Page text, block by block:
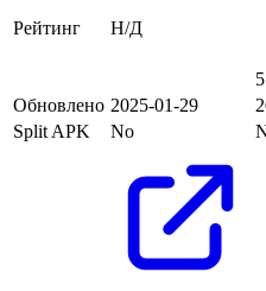
Рейтинг Н/Д
Обновлено 2025-01-29
Split APK
No